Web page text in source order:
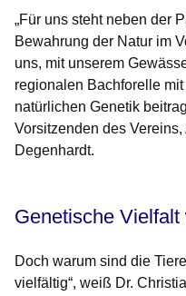
„Für uns steht neben der
Bewahrung der Natur im
uns, mit unserem
regionalen Bachforelle
natürlichen Genetik
Vorsitzenden des
Degenhardt.
Genetische Vielfalt
Doch warum sind die
vielfältig“, weiß Dr.